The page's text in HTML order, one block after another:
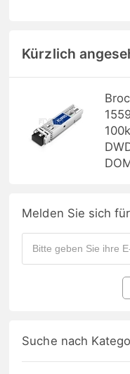
Kürzlich
Melden Sie sich
Suche nach